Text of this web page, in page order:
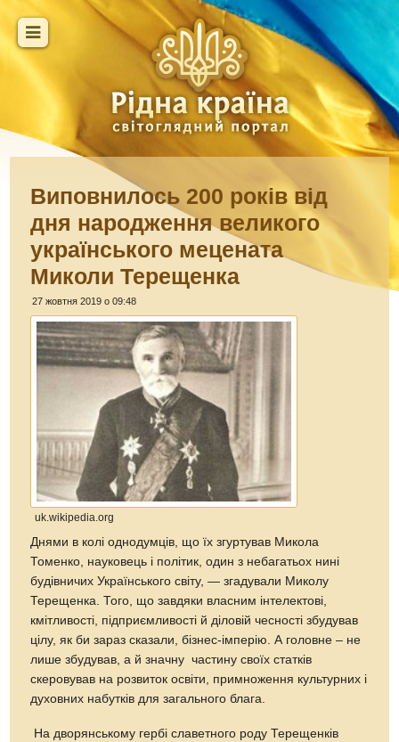
Виповнилось 200 років від
дня народження великого
українського мецената
Миколи Терещенка
27 жовтня 2019 о 09:48
uk.wikipedia.org
Днями в колі однодумців, що їх згуртував Микола
Томенко, науковець і політик, один з небагатьох нині
будівничих Українського світу, — згадували Миколу
Терещенка. Того, що завдяки власним інтелектові,
кмітливості, підприємливості й діловій чесності збудував
цілу, як би зараз сказали, бізнес-імперію. А головне – не
лише збудував, а й значну частину своїх статків
скеровував на розвиток освіти, примноження культурних і
духовних набутків для загального блага.
На дворянському гербі славетного роду Терещенків